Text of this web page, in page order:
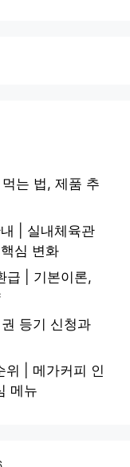
는 법, 제품 추
| 실내체육관
심 변화
급 | 기본이론,
등기 신청과
위 | 메가커피 인
메뉴